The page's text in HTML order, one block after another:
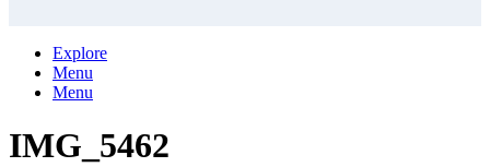
Explore
Menu
Menu
IMG_5462